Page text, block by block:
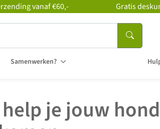
vanaf €60,- Gratis
Samenwerken?
je jouw